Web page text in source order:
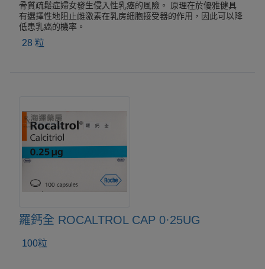
骨質疏鬆症婦女發生侵入性乳癌的風險。 原理在於優雅健具
有選擇性地阻止雌激素在乳房細胞接受器的作用，因此可以降
低患乳癌的機率。
28 粒
羅鈣全 ROCALTROL CAP 0·25UG
100粒